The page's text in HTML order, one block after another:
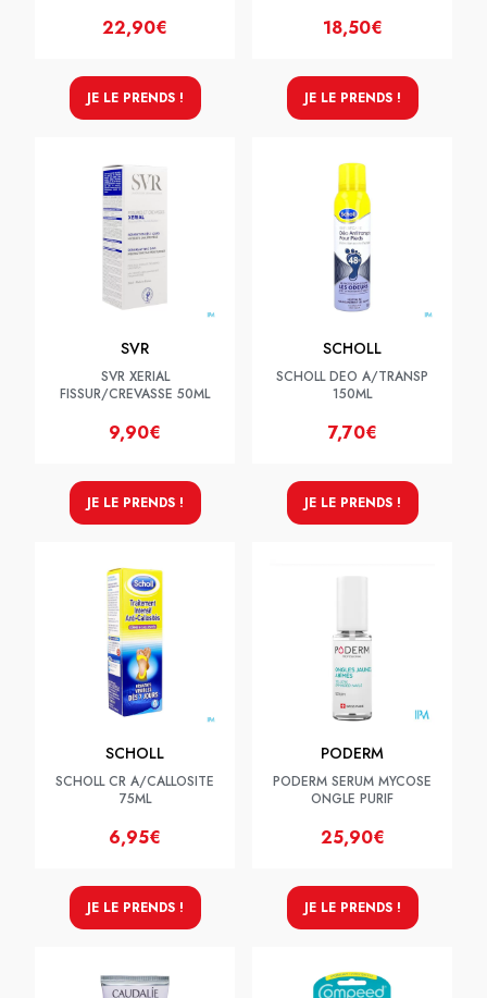
22,90€
JE LE PRENDS !
18,50€
JE LE PRENDS !
SVR
SVR XERIAL
FISSUR/CREVASSE 50ML
9,90€
JE LE PRENDS !
SCHOLL
SCHOLL DEO A/TRANSP
150ML
7,70€
JE LE PRENDS !
SCHOLL
SCHOLL CR A/CALLOSITE
75ML
6,95€
JE LE PRENDS !
PODERM
PODERM SERUM MYCOSE
ONGLE PURIF
25,90€
JE LE PRENDS !